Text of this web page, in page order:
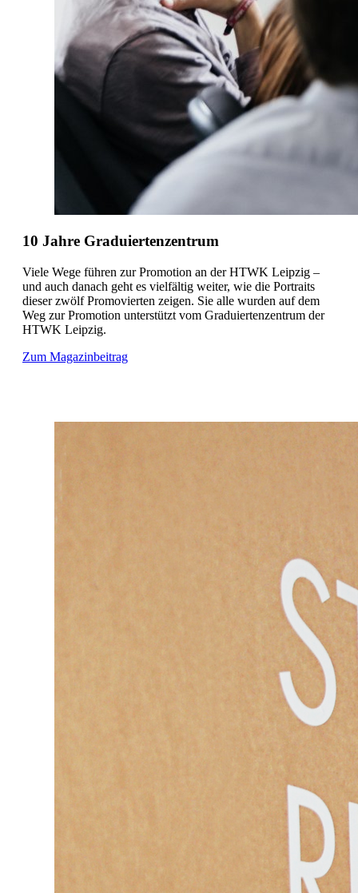
10 Jahre Graduiertenzentrum
Viele Wege führen zur Promotion an der HTWK Leipzig –
und auch danach geht es vielfältig weiter, wie die Portraits
dieser zwölf Promovierten zeigen. Sie alle wurden auf dem
Weg zur Promotion unterstützt vom Graduiertenzentrum der
HTWK Leipzig.
Zum Magazinbeitrag